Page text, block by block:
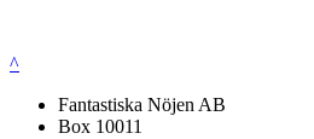
^
Fantastiska Nöjen AB
Box 10011